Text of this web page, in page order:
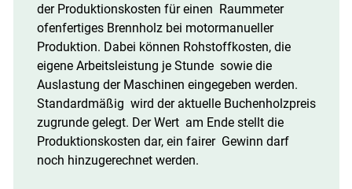
der Produktionskosten für einen Raummeter
ofenfertiges Brennholz bei motormanueller
Produktion. Dabei können Rohstoffkosten, die
eigene Arbeitsleistung je Stunde sowie die
Auslastung der Maschinen eingegeben werden.
Standardmäßig wird der aktuelle Buchenholzpreis
zugrunde gelegt. Der Wert am Ende stellt die
Produktionskosten dar, ein fairer Gewinn darf
noch hinzugerechnet werden.